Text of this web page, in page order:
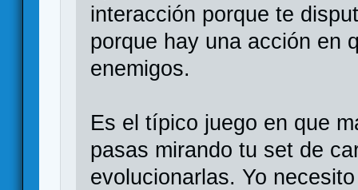
interacción porque te
porque hay una acción en
enemigos.
Es el típico juego en que
pasas mirando tu set de
evolucionarlas. Yo